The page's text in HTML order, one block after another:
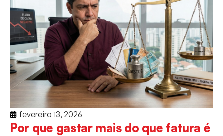
fevereiro 13, 2026
Por que gastar mais do que fatura é